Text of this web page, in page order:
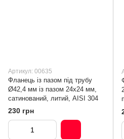
Артикул: 00635
Фланець із пазом під трубу
Ø42,4 мм із пазом 24х24 мм,
сатинований, литий, AISI 304
230 грн